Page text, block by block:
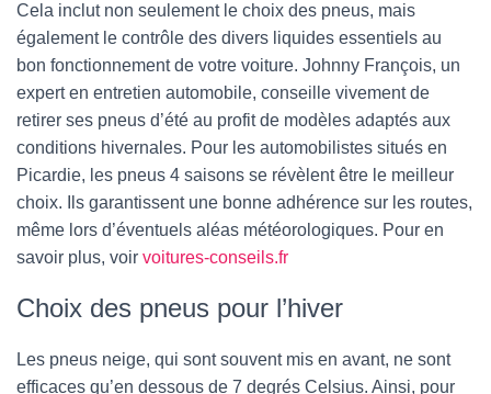
Cela inclut non seulement le choix des pneus, mais
également le contrôle des divers liquides essentiels au
bon fonctionnement de votre voiture. Johnny François, un
expert en entretien automobile, conseille vivement de
retirer ses pneus d’été au profit de modèles adaptés aux
conditions hivernales. Pour les automobilistes situés en
Picardie, les pneus 4 saisons se révèlent être le meilleur
choix. Ils garantissent une bonne adhérence sur les routes,
même lors d’éventuels aléas météorologiques. Pour en
savoir plus, voir voitures-conseils.fr
Choix des pneus pour l’hiver
Les pneus neige, qui sont souvent mis en avant, ne sont
efficaces qu’en dessous de 7 degrés Celsius. Ainsi, pour